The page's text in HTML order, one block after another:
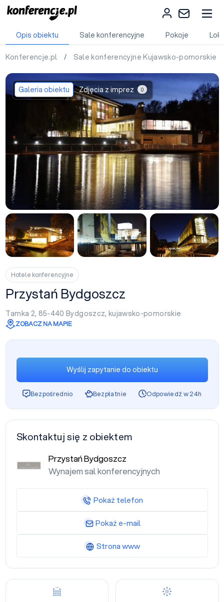
Opis obiektu Sale konferencyjne Pokoje
Konferencje.pl / Sale konferencyjne Kujawsko-pomorskie
Galeria obiektu Zdjęcia z imprez 0
Hotele konferencyjne
Przystań Bydgoszcz
Tamka 2, 85-440Bydgoszcz, kujawsko-pomorskie
ZOBACZ NA MAPIE
Konferencja Bankiet
Wyślij zapytanie do obiektu
Bezpośrednio Bezpłatnie Odpowiedź w 24h
Skontaktuj się z obiektem
Przystań Bydgoszcz
Wynajem sal konferencyjnych
Pokaż telefon
Pokaż e-mail
Strona www